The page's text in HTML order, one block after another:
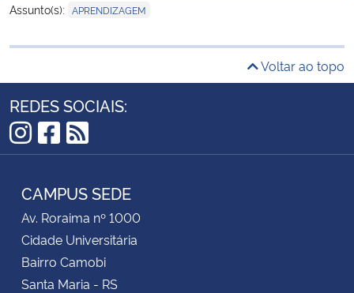
Assunto(s): APRENDIZAGEM
Voltar ao topo
REDES SOCIAIS:
Instagram
Facebook
RSS
CAMPUS SEDE
Av. Roraima nº 1000
Cidade Universitária
Bairro Camobi
Santa Maria - RS